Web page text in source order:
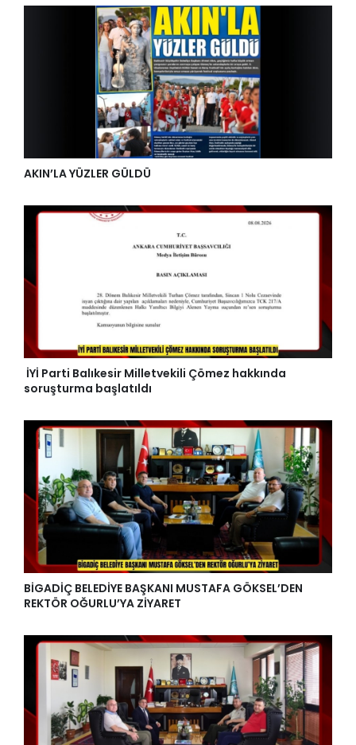
AKIN’LA YÜZLER GÜLDÜ
İYİ Parti Balıkesir Milletvekili Çömez hakkında
soruşturma başlatıldı
BİGADİÇ BELEDİYE BAŞKANI MUSTAFA GÖKSEL’DEN
REKTÖR OĞURLU’YA ZİYARET